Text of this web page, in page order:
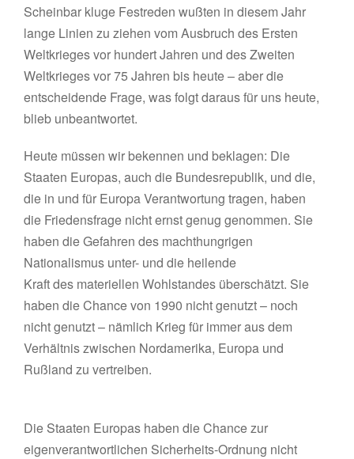
Scheinbar kluge Festreden wußten in diesem Jahr
lange Linien zu ziehen vom Ausbruch des Ersten
Weltkrieges vor hundert Jahren und des Zweiten
Weltkrieges vor 75 Jahren bis heute – aber die
entscheidende Frage, was folgt daraus für uns heute,
blieb unbeantwortet.
Heute müssen wir bekennen und beklagen: Die
Staaten Europas, auch die Bundesrepublik, und die,
die in und für Europa Verantwortung tragen, haben
die Friedensfrage nicht ernst genug genommen. Sie
haben die Gefahren des machthungrigen
Nationalismus unter- und die heilende
Kraft des materiellen Wohlstandes überschätzt. Sie
haben die Chance von 1990 nicht genutzt – noch
nicht genutzt – nämlich Krieg für immer aus dem
Verhältnis zwischen Nordamerika, Europa und
Rußland zu vertreiben.
Die Staaten Europas haben die Chance zur
eigenverantwortlichen Sicherheits-Ordnung nicht